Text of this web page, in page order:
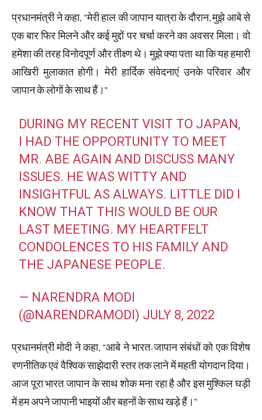
प्रधानमंत्री ने कहा, “मेरी हाल की जापान यात्रा के दौरान, मुझे आबे से
एक बार फिर मिलने और कई मुद्दों पर चर्चा करने का अवसर मिला। वो
हमेशा की तरह विनोदपूर्ण और तीक्ष्ण थे। मुझे क्या पता था कि यह हमारी
आखिरी मुलाकात होगी। मेरी हार्दिक संवेदनाएं उनके परिवार और
जापान के लोगों के साथ हैं।”
DURING MY RECENT VISIT TO JAPAN,
I HAD THE OPPORTUNITY TO MEET
MR. ABE AGAIN AND DISCUSS MANY
ISSUES. HE WAS WITTY AND
INSIGHTFUL AS ALWAYS. LITTLE DID I
KNOW THAT THIS WOULD BE OUR
LAST MEETING. MY HEARTFELT
CONDOLENCES TO HIS FAMILY AND
THE JAPANESE PEOPLE.
— NARENDRA MODI
(@NARENDRAMODI) JULY 8, 2022
प्रधानमंत्री मोदी ने कहा, “आबे ने भारत-जापान संबंधों को एक विशेष
रणनीतिक एवं वैश्विक साझेदारी स्तर तक लाने में महती योगदान दिया।
आज पूरा भारत जापान के साथ शोक मना रहा है और इस मुश्किल घड़ी
में हम अपने जापानी भाइयों और बहनों के साथ खड़े हैं।”